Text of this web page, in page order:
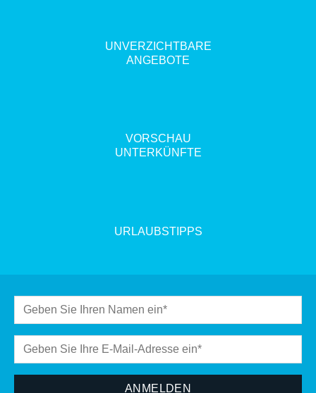
UNVERZICHTBARE
ANGEBOTE
VORSCHAU
UNTERKÜNFTE
URLAUBSTIPPS